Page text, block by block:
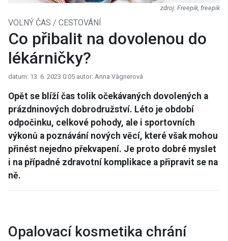
Freepik, freepik
VOLNÝ ČAS / CESTOVÁNÍ
Co přibalit na dovolenou do
lékárničky?
datum: 13. 6. 2023 0:05 autor: Anna Vágnerová
Opět se blíží čas tolik očekávaných dovolených a
prázdninových dobrodružství. Léto je období
odpočinku, celkové pohody, ale i sportovních
výkonů a poznávání nových věcí, které však mohou
přinést nejedno překvapení. Je proto dobré myslet
i na případné zdravotní komplikace a připravit se na
ně.
Opalovací kosmetika chrání